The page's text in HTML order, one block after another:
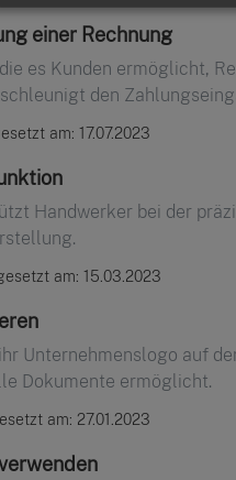
einer Rechnung
es Kunden ermöglicht,
den
am: 17.07.2023
Handwerker bei der
am: 15.03.2023
Unternehmenslogo auf
Dokumente ermöglicht.
am: 27.01.2023